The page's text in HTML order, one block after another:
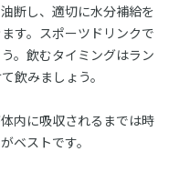
断し、適切に水分補給を
す。スポーツドリンクで
。飲むタイミングはラン
飲みましょう。
内に吸収されるまでは時
ベストです。